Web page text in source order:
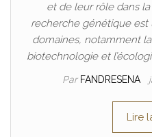
et de leur rôle dans
recherche génétique est
domaines, notamment
biotechnologie et
Par FANDRESENA
Lire